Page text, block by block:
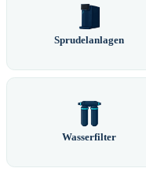
Sprudelanlagen
Wasserfilter